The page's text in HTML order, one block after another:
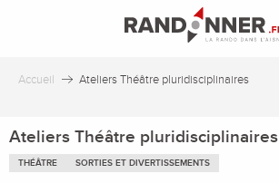
principal
Accueil Ateliers Théâtre pluridisciplinaires
Ateliers Théâtre pluridisciplinaires
THÉÂTRE SORTIES ET DIVERTISSEMENTS